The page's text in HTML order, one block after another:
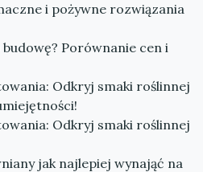
i pożywne rozwiązania
Porównanie cen i
Odkryj smaki roślinnej
Odkryj smaki roślinnej
jak najlepiej wynająć na